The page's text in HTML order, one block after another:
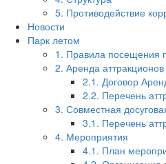
5. Противодействие
Новости
Парк летом
1. Правила посещения
2. Аренда аттракционов
2.1. Договор
2.2. Перечень
3. Совместная
3.1. Перечень
4. Мероприятия
4.1. План